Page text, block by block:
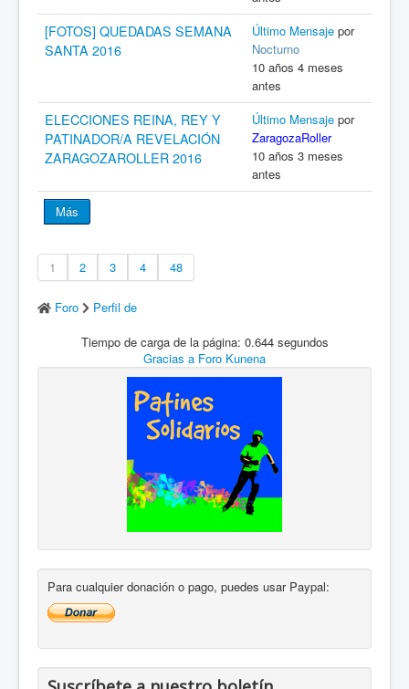
Más
[FOTOS] QUEDADAS SEMANA
SANTA 2016
Último Mensaje por
Nocturno
10 años 4 meses
antes
ELECCIONES REINA, REY Y
PATINADOR/A REVELACIÓN
ZARAGOZAROLLER 2016
Último Mensaje por
ZaragozaRoller
10 años 3 meses
antes
1 2 3 4 48
Foro
Perfil de
Tiempo de carga de la página: 0.644 segundos
Gracias a Foro Kunena
Para cualquier donación o pago, puedes usar Paypal: